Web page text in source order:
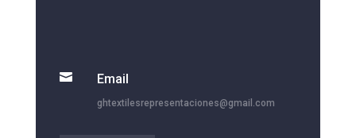
 Email
ghtextilesrepresentaciones@gmail.com